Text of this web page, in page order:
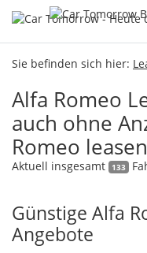
Sie befinden sich hier:
Alfa Romeo
auch ohne
Romeo leasen
Aktuell insgesamt 133
Günstige Alfa
Angebote
Sie haben